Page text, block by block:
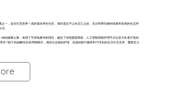
之一，旨在打造世界一流的退休养生社区。项目选址于山水交汇之处，充分利用壮丽的地形和优美的生态环
。
体的健康公寓，体现了可持续奢华的理念，融合了绿色能源系统、人工智能智能护理平台以及为长者打造的
生+医疗”的战略性生命周期模式，项目以全面的护理、先进的医疗服务和个性化的生活方式支持，重新定义